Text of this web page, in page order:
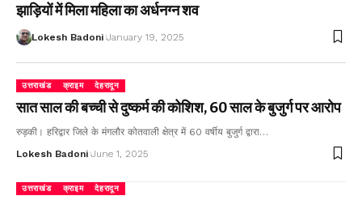
झाड़ियों में मिला महिला का अर्धनग्न शव
Lokesh Badoni January 19, 2025
उत्तराखंड क्राइम देहरादून
सात साल की बच्ची से दुष्कर्म की कोशिश, 60 साल के बुजुर्ग पर आरोप
रुड़की। हरिद्वार जिले के मंगलौर कोतवाली क्षेत्र में 60 वर्षीय बुजुर्ग द्वारा…
Lokesh Badoni June 1, 2025
उत्तराखंड क्राइम देहरादून